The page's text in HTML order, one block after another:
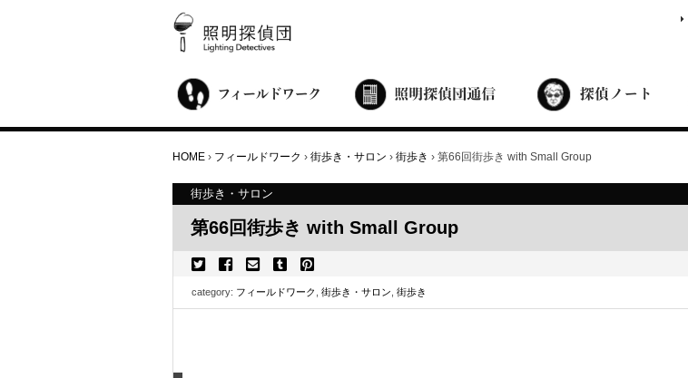
街歩き・サロン
世界都市照明調査
こどもワークショップ
ライトアップニンジャ
夜景ウォッチングツアー
100万人のキャンドルナイト
オンライン活動
アニュアルフォーラム
その他の活動 面出の探偵ノート
照明探偵団員の独り言
コーヒーブレイク
あかりのミシュラン
HOME › フィールドワーク › 街歩き・サロン › 街歩き › 第66回街歩き with Small Group
街歩き・サロン
第66回街歩き with Small Group
category: フィールドワーク 街歩き・サロン 街歩き